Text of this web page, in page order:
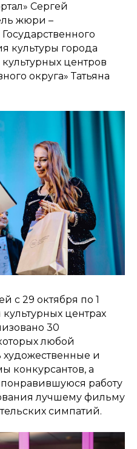
Сергей
жюри –
культуры города
центров
округа» Татьяна
с 29 октября по 1
центрах
30
любой
и
конкурсантов, а
понравившуюся работу
лучшему фильму
симпатий.